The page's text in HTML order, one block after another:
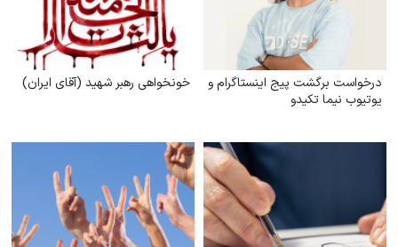
درخواست برگشت پیج اینستاگرام و
یوتیوب نیما تکیدو
خونخواهی رهبر شهید (آقای ایران)